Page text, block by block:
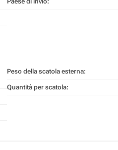
Peso della scatola esterna:
Quantità per scatola: